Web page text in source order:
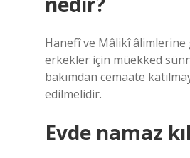
Hanefî ve Mâlikî âlimlerine
erkekler için müekked
bakımdan cemaate
edilmelidir.
Evde namaz